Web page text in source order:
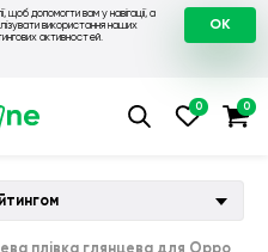
допомогти вам у навігації, а
використання наших
активностей.
OK
Oppo 💛 Чохол для Oppo A94
плівка глянцева для Oppo